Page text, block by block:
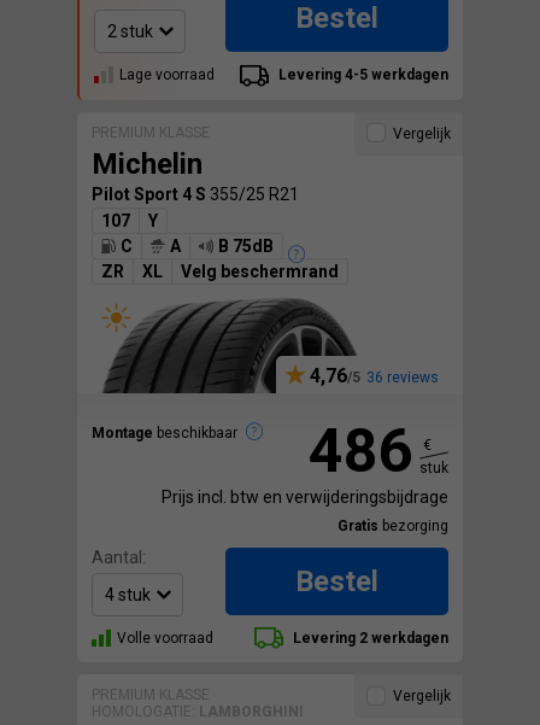
Bestel
Lage voorraad Levering 4-5 werkdagen
PREMIUM KLASSE
Michelin
Pilot Sport 4 S 355/25 R21
107
Y
C
A
B 75dB
ZR
XL Velg beschermrand
4,76 36 reviews
Montage beschikbaar
Vergelijk
486
€
stuk
Prijs incl. btw en verwijderingsbijdrage
Gratis bezorging
Aantal:
Bestel
Volle voorraad Levering 2 werkdagen
PREMIUM KLASSE
HOMOLOGATIE:
LAMBORGHINI
Vergelijk